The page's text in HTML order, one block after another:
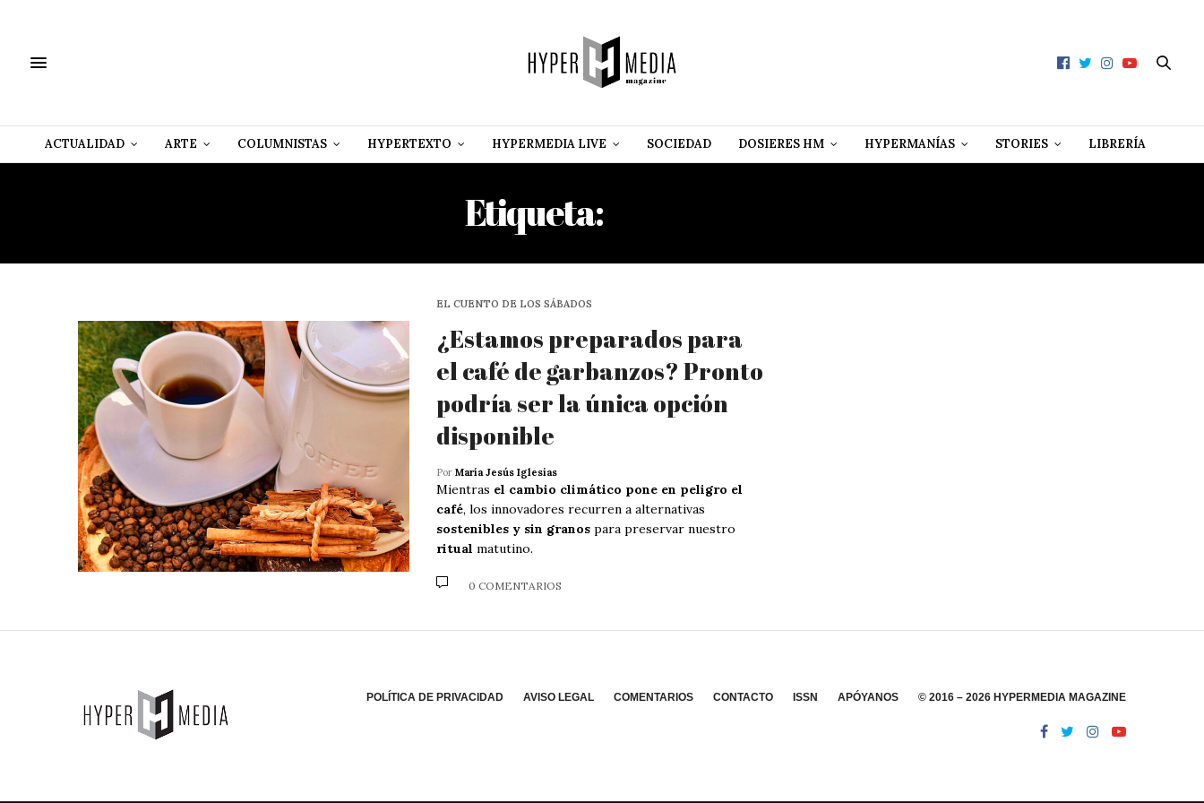
ACTUALIDAD ARTE COLUMNISTAS HYPERTEXTO HYPERMEDIA LIVE SOCIEDAD DOSIERES HM HYPERMANÍAS STORIES LIBRERÍA
Etiqueta:
EL CUENTO DE LOS SÁBADOS
¿Estamos preparados para
el café de garbanzos? Pronto
podría ser la única opción
disponible
Por María Jesús Iglesias
Mientras el cambio climático pone en peligro el
café, los innovadores recurren a alternativas
sostenibles y sin granos para preservar nuestro
ritual matutino.
0 COMENTARIOS
POLÍTICA DE PRIVACIDAD AVISO LEGAL COMENTARIOS CONTACTO ISSN APÓYANOS © 2016 – 2026 HYPERMEDIA MAGAZINE